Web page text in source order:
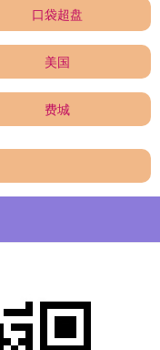
口袋超盘
美国
费城